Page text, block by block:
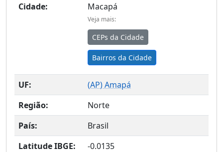
Cidade:
Macapá
Veja mais:
CEPs da Cidade
Bairros da Cidade
UF: (AP) Amapá
Região:
Norte
País:
Brasil
Latitude IBGE:
-0.0135